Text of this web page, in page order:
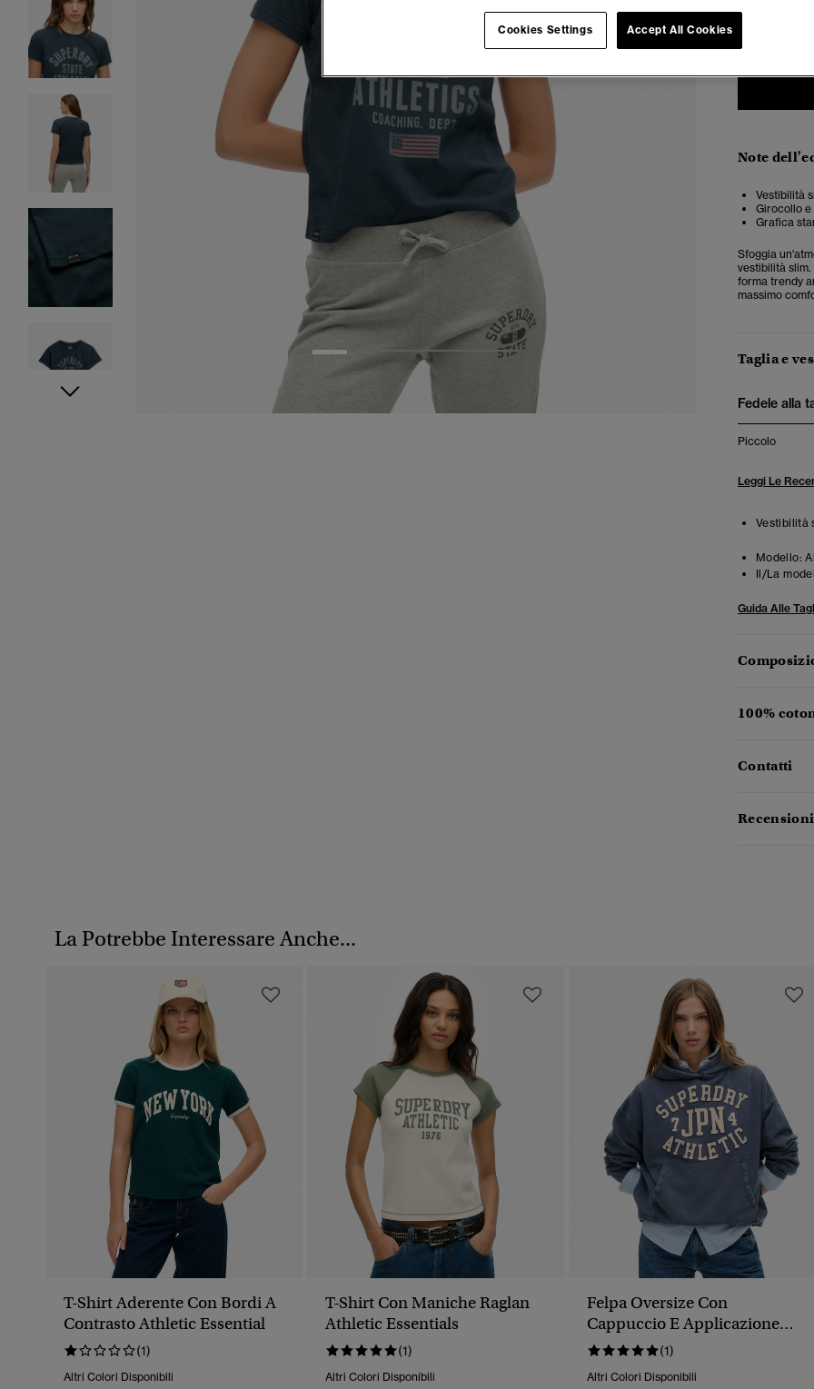
4 6
Note
Vestibilità
Girocollo
Grafica
Sfoggia
vestibilità
forma trendy
massimo
Taglia e
Fedele alla
Piccolo
Leggi Le
Vestibilità
Modello:
Il/La
Guida Alle
100%
Contatti
La Potrebbe Interessare Anche...
T-Shirt Aderente Con Bordi A
Contrasto Athletic Essential
(1)
Altri Colori Disponibili
T-Shirt Con Maniche Raglan
Athletic Essentials
(1)
Altri Colori Disponibili
Felpa Oversize Con
Cappuccio E Applicazione
Athletic Essentials
(1)
Altri Colori Disponibili
Cookies Settings Accept All Cookies